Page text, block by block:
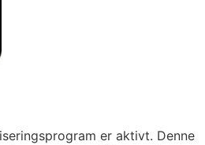
er aktivt. Denne